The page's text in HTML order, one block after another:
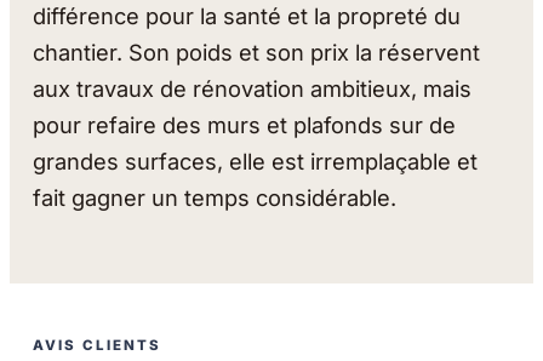
différence pour la santé et la propreté du
chantier. Son poids et son prix la réservent
aux travaux de rénovation ambitieux, mais
pour refaire des murs et plafonds sur de
grandes surfaces, elle est irremplaçable et
fait gagner un temps considérable.
AVIS CLIENTS